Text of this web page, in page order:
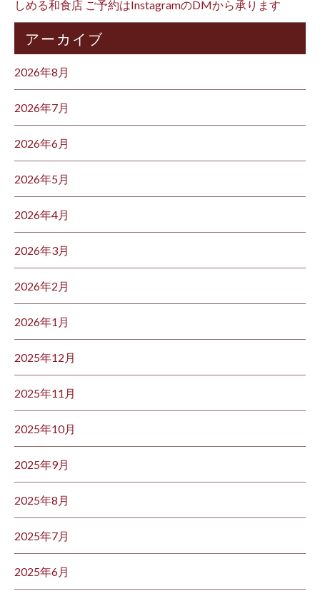
しめる和食店 ご予約はInstagramのDMから承ります ⁡
アーカイブ
2026年8月
2026年7月
2026年6月
2026年5月
2026年4月
2026年3月
2026年2月
2026年1月
2025年12月
2025年11月
2025年10月
2025年9月
2025年8月
2025年7月
2025年6月